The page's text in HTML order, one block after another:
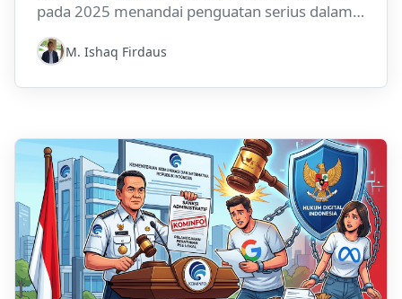
pada 2025 menandai penguatan serius dalam
rezim kepatuhan data di Indonesia. Bagi
perusahaan, ini berarti tata kelola data,
M. Ishaq Firdaus